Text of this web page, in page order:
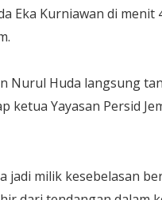
Eka Kurniawan di
Nurul Huda langsung
ketua Yayasan Persid
jadi milik kesebelasan